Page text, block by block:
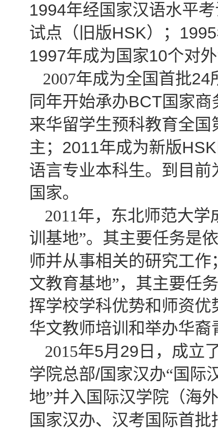
1994年经国家汉语水平
试点（旧版HSK）； 1995
1997年成为国家10个对
2007年成为全国首批24
同年开始承办BCT 国家
来华留学生预科教育全国
主； 2011年成为新版HSK
语言专业本科生。到目
国家。
2011年，东北师范大学
训基地”。其主要任务是
师并从事相关的研究工作
文教育基地”，其主要任
挥学校学科优势和师资
华文教师培训和举办华
2015年5月 29 日，成立
学院总部/国家汉办“国际
地”并入国际汉学院（海
国家汉办、汉考国际首批